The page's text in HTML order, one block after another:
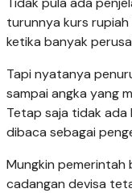
turunnya kurs
ketika banyak
Tapi nyatanya
sampai angka yang
Tetap saja tidak ada
dibaca sebagai
Mungkin pemerintah
cadangan devisa